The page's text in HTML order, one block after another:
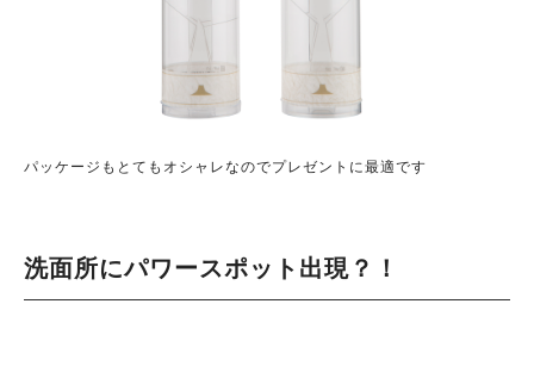
パッケージもとてもオシャレなのでプレゼントに最適です
洗面所にパワースポット出現？！